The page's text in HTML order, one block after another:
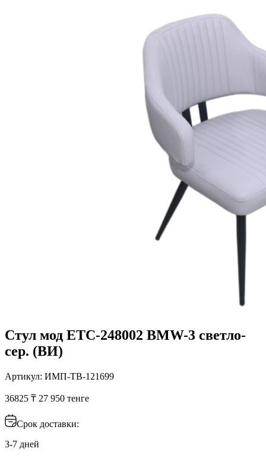
Стул мод ETC-248002 BMW-3 светло-
сер. (ВИ)
Артикул: ИМП-ТВ-121699
36825 ₸ 27 950 тенге
Срок доставки:
3-7 дней